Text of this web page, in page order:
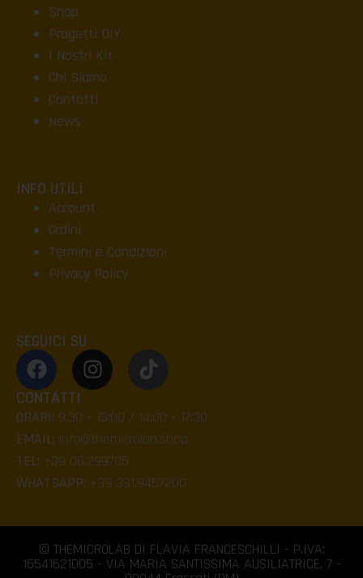
Shop
Progetti DIY
I Nostri Kit
Chi Siamo
Contatti
News
INFO UTILI
Account
Ordini
Termini e Condizioni
Privacy Policy
SEGUICI SU
CONTATTI
ORARI: 9:30 – 13:00 / 14:00 – 17:30
EMAIL: info@themicrolab.shop
TEL: +39 06.299705
WHATSAPP: +39 331.9457200
© THEMICROLAB DI FLAVIA FRANCESCHILLI - P.IVA:
16541621005 - VIA MARIA SANTISSIMA AUSILIATRICE, 7 -